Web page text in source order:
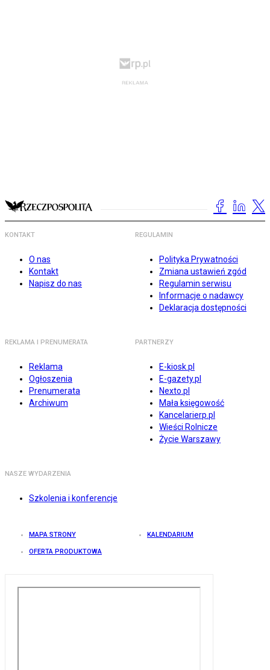
KONTAKT
O nas
Kontakt
Napisz do nas
REGULAMIN
Polityka Prywatności
Zmiana ustawień zgód
Regulamin serwisu
Informacje o nadawcy
Deklaracja dostępności
REKLAMA I PRENUMERATA
Reklama
Ogłoszenia
Prenumerata
Archiwum
PARTNERZY
E-kiosk.pl
E-gazety.pl
Nexto.pl
Mała księgowość
Kancelarierp.pl
Wieści Rolnicze
Życie Warszawy
NASZE WYDARZENIA
Szkolenia i konferencje
MAPA STRONY KALENDARIUM
OFERTA PRODUKTOWA